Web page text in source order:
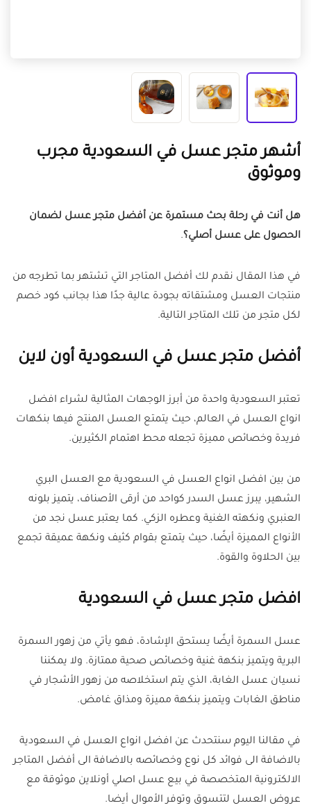
أشهر متجر عسل في السعودية مجرب
وموثوق
هل أنت في رحلة بحث مستمرة عن أفضل متجر عسل لضمان
الحصول على عسل أصلي؟.
في هذا المقال نقدم لك أفضل المتاجر التي تشتهر بما تطرجه من
منتجات العسل ومشتقاته بجودة عالية جدًا هذا بجانب كود خصم
لكل متجر من تلك المتاجر التالية.
أفضل متجر عسل في السعودية أون لاين
تعتبر السعودية واحدة من أبرز الوجهات المثالية لشراء افضل
انواع العسل في العالم، حيث يتمتع العسل المنتج فيها بنكهات
فريدة وخصائص مميزة تجعله محط اهتمام الكثيرين.
من بين افضل انواع العسل في السعودية مع العسل البري
الشهير، يبرز عسل السدر كواحد من أرقى الأصناف، يتميز بلونه
العنبري ونكهته الغنية وعطره الزكي. كما يعتبر عسل نجد من
الأنواع المميزة أيضًا، حيث يتمتع بقوام كثيف ونكهة عميقة تجمع
بين الحلاوة والقوة.
افضل متجر عسل في السعودية
عسل السمرة أيضًا يستحق الإشادة، فهو يأتي من زهور السمرة
البرية ويتميز بنكهة غنية وخصائص صحية ممتازة. ولا يمكننا
نسيان عسل الغابة، الذي يتم استخلاصه من زهور الأشجار في
مناطق الغابات ويتميز بنكهة مميزة ومذاق غامض.
في مقالنا اليوم سنتحدث عن افضل انواع العسل في السعودية
بالاضافة الى فوائد كل نوع وخصائصه بالاضافة الى أفضل المتاجر
الالكترونية المتخصصة في بيع عسل اصلي أونلاين موثوقة مع
عروض العسل لتتسوق وتوفر الأموال أيضا.